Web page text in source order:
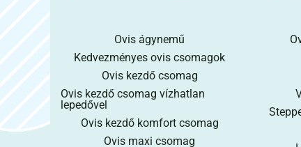
Ovis ágynemű
Kedvezményes ovis csomagok
Ovis kezdő csomag
Ovis kezdő csomag vízhatlan
lepedővel
Ovis kezdő komfort csomag
Ovis maxi csomag